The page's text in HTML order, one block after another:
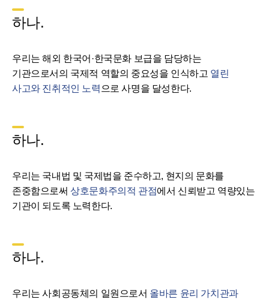
하나.
우리는 해외 한국어·한국문화 보급을 담당하는
기관으로서의 국제적 역할의 중요성을 인식하고 열린
사고와 진취적인 노력 으로 사명을 달성한다.
하나.
우리는 국내법 및 국제법을 준수하고, 현지의 문화를
존중함으로써상호문화주의적 관점에서 신뢰받고 역량있는
기관이 되도록 노력한다.
하나.
우리는 사회공동체의 일원으로서 올바른 윤리 가치관과